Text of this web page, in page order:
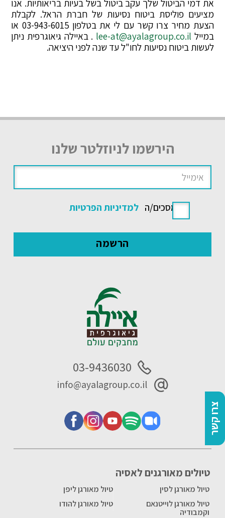
צרו קשר
את דמי הביטול שלך עקב ביטול בשל בעיות בריאותיות. אנו
מציעים פוליסת ביטוח נסיעות של חברת הראל. לקבלת
הצעת מחיר צרו קשר עם לי את בטלפון 03-943-6015 או
במייל lee-at@ayalagroup.co.il . באיילה גיאוגרפית ניתן
לעשות ביטוח נסיעות לחו"ל עד שנה לפני היציאה.
הירשמו לניוזלטר שלנו
אני מסכים/ה למדיניות הפרטיות
טיולים מאורגנים לאסיה
טיול מאורגן לסין
טיול מאורגן ליפן
טיול מאורגן לוייטנאם
וקמבודיה
טיול מאורגן להודו
03-9436030
info@ayalagroup.co.il